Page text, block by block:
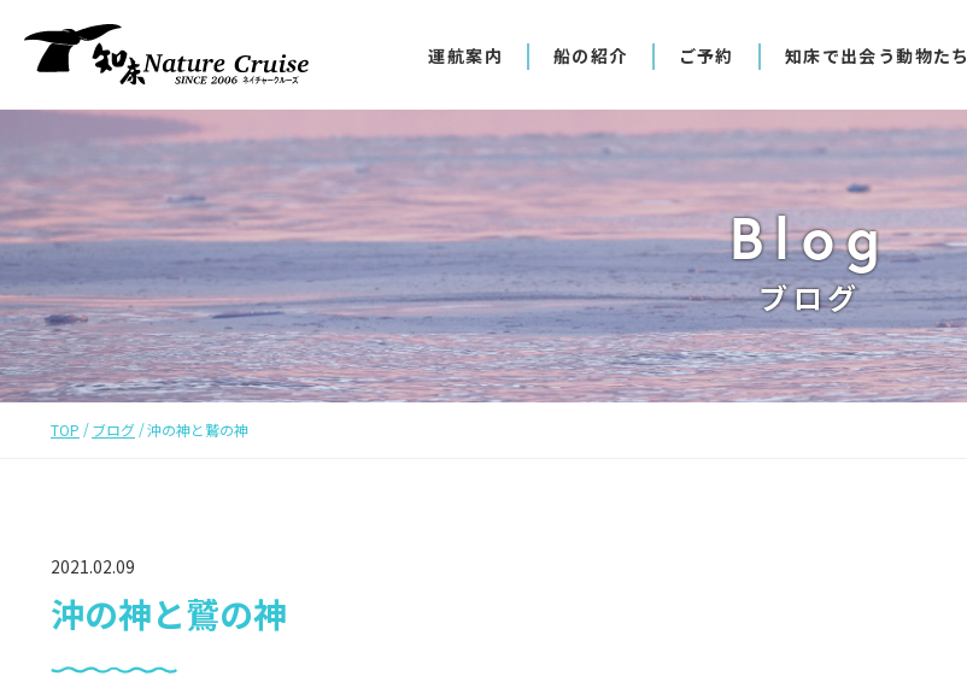
運航案内 船の紹介 ご予約 知床で出会う動物たち
Blog
ブログ
TOP ブログ 沖の神と鷲の神
2021.02.09
沖の神と鷲の神